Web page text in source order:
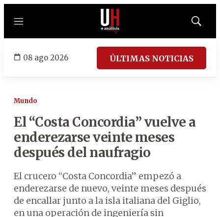
Menú
Mostrar
08 ago 2026 ÚLTIMAS NOTICIAS
Mundo
El “Costa Concordia” vuelve a
enderezarse veinte meses
después del naufragio
El crucero “Costa Concordia” empezó a
enderezarse de nuevo, veinte meses después
de encallar junto a la isla italiana del Giglio,
en una operación de ingeniería sin